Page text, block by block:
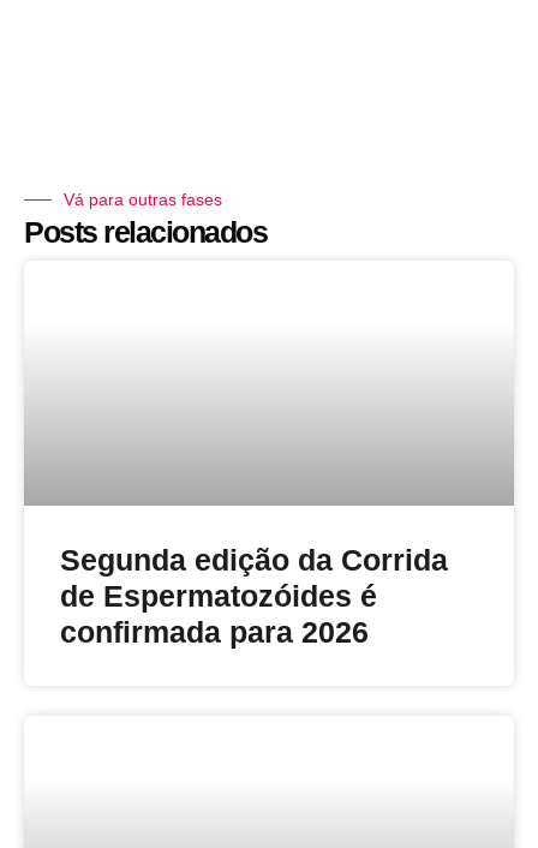
Vá para outras fases
Posts relacionados
Segunda edição da Corrida
de Espermatozóides é
confirmada para 2026